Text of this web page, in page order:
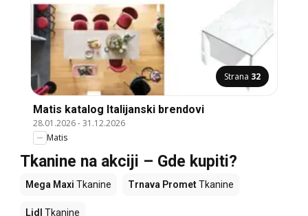
Strana 32
Matis katalog Italijanski brendovi
28.01.2026-31.12.2026
Matis
Tkanine na akciji – Gde kupiti?
Mega Maxi Tkanine Trnava PrometTkanine
Lidl Tkanine